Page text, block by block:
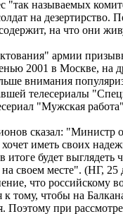
называемых
на
на что они
армии
2001 в Москве, на
внимания
телесериалы
"Мужская
сказал: "Министр
иметь своих
будет выглядеть
на своем месте". (НГ,
что российскому
тому, чтобы на
при